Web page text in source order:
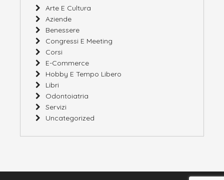
Arte E Cultura
Aziende
Benessere
Congressi E Meeting
Corsi
E-Commerce
Hobby E Tempo Libero
Libri
Odontoiatria
Servizi
Uncategorized